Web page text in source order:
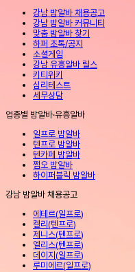
강남 밤알바 채용공고
강남 밤알바 커뮤니티
맞춤 밤알바 찾기
하퍼 초톡/공지
소셜게임
강남 유흥알바 릴스
키티위키
심리테스트
세무상담
업종별 밤알바·유흥알바
일프로 밤알바
텐프로 밤알바
텐카페 밤알바
쩜오 밤알바
하이퍼블릭 밤알바
강남 밤알바 채용공고
에테르(일프로)
켈리 (텐프로)
제니스(텐프로)
엘리스(텐프로)
데이지 (일프로)
루미에르(일프로)